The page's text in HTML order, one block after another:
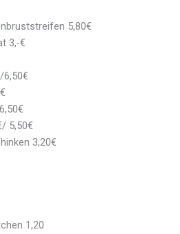
5,80€
3,-€
5,50€
3,20€
1,20